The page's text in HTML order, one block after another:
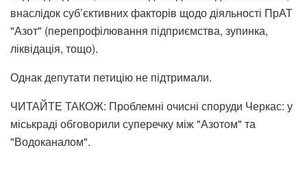
внаслідок суб’єктивних факторів щодо діяльності ПрАТ
"Азот" (перепрофілювання підприємства, зупинка,
ліквідація, тощо).
Однак депутати петицію не підтримали.
ЧИТАЙТЕ ТАКОЖ: Проблемні очисні споруди Черкас: у
міськраді обговорили суперечку між "Азотом" та
"Водоканалом".